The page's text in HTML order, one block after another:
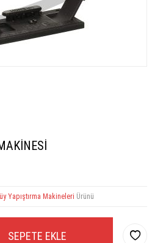
Yapıştırma Makineleri Ürünü
SEPETE EKLE